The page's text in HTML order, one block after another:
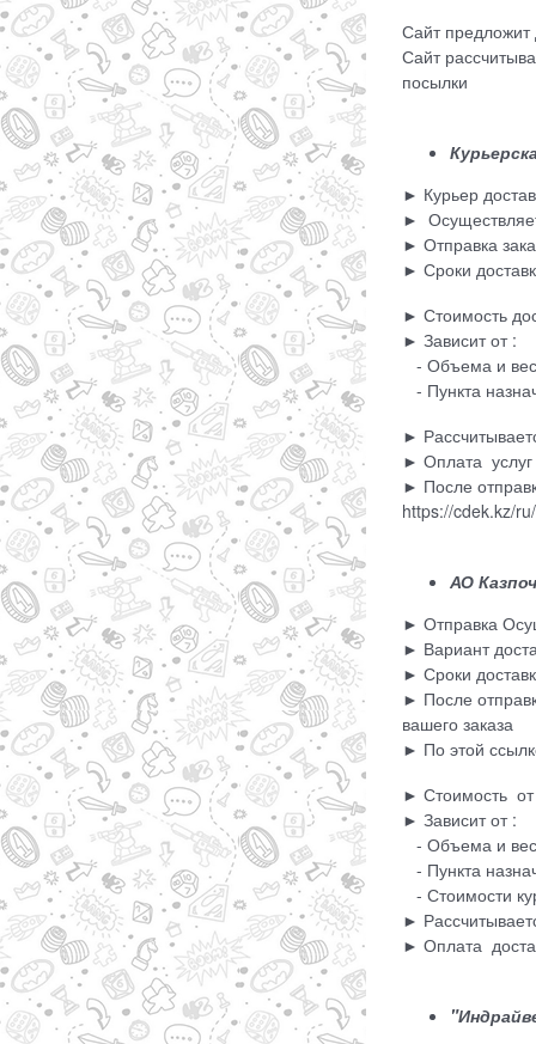
Сайт предложит
Сайт
посылки
► Курьер
►
► Отправка
► Сроки
► Стоимость
► Зависит от :
- Объема и
- Пункта
►
► Оплата услуг
► После
https://cdek.kz/
АО
► Отправка
► Вариант
► Сроки
► После
вашего заказа
► По этой
► Стоимость от
► Зависит от :
- Объема и
- Пункта
- Стоимости
►
► Оплата